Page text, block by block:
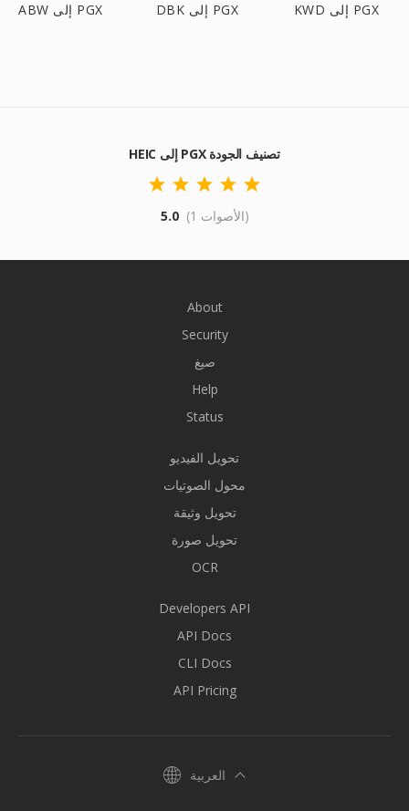
ABW إلى PGX DBK إلى PGX KWD إلى PGX
HEIC إلى PGX تصنيف الجودة
5.0 (1 الأصوات)
About
Security
صيغ
Help
Status
تحويل الفيديو
محول الصوتيات
تحويل وثيقة
تحويل صورة
OCR
Developers API
API Docs
CLI Docs
API Pricing
العربية